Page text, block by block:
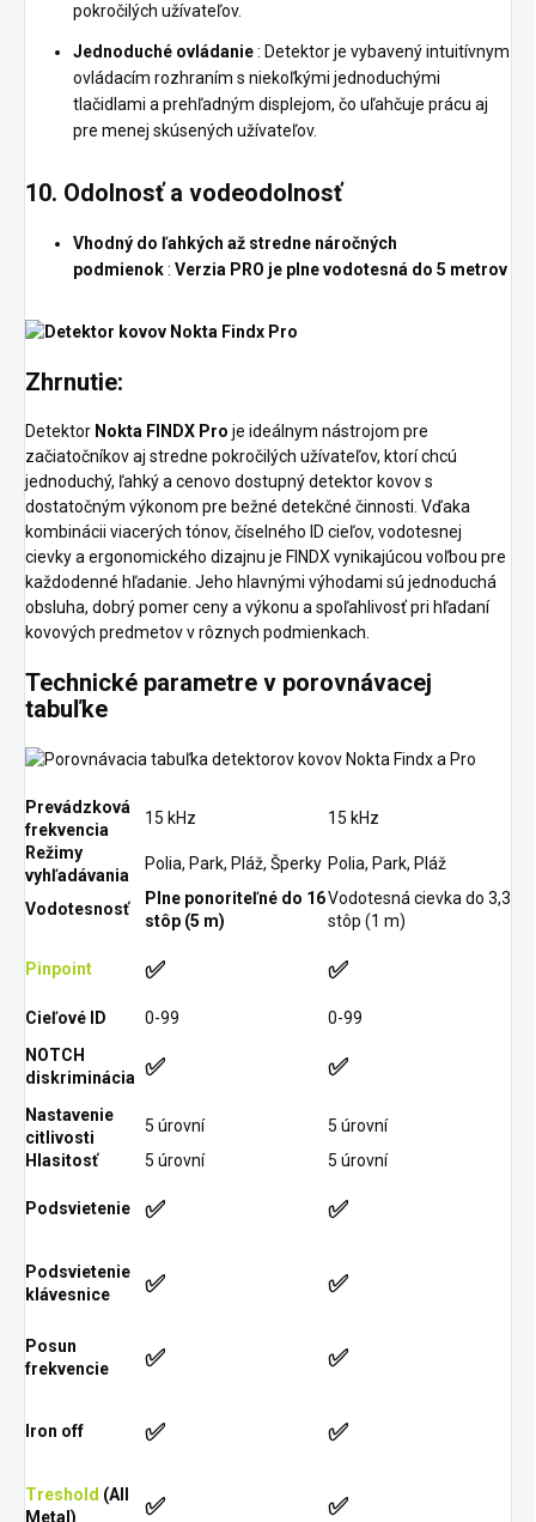
pokročilých užívateľov.
Jednoduché ovládanie: Detektor je vybavený intuitívnym
ovládacím rozhraním s niekoľkými jednoduchými
tlačidlami a prehľadným displejom, čo uľahčuje prácu aj
pre menej skúsených užívateľov.
10. Odolnosť a vodeodolnosť
Vhodný do ľahkých až stredne náročných
podmienok: Verzia PRO je plne vodotesná do 5 metrov
Zhrnutie:
Detektor Nokta FINDX Pro je ideálnym nástrojom pre
začiatočníkov aj stredne pokročilých užívateľov, ktorí chcú
jednoduchý, ľahký a cenovo dostupný detektor kovov s
dostatočným výkonom pre bežné detekčné činnosti. Vďaka
kombinácii viacerých tónov, číselného ID cieľov, vodotesnej
cievky a ergonomického dizajnu je FINDX vynikajúcou voľbou pre
každodenné hľadanie. Jeho hlavnými výhodami sú jednoduchá
obsluha, dobrý pomer ceny a výkonu a spoľahlivosť pri hľadaní
kovových predmetov v rôznych podmienkach.
Technické parametre v porovnávacej
tabuľke
Prevádzková
frekvencia
15 kHz
15 kHz
Režimy
vyhľadávania
Polia, Park, Pláž, Šperky Polia, Park, Pláž
Vodotesnosť
Plne ponoriteľné do 16
stôp (5 m)
Vodotesná cievka do 3,3
stôp (1 m)
Pinpoint ✅ ✅
Cieľové ID 0-99
0-99
NOTCH
diskriminácia ✅ ✅
Nastavenie
citlivosti
5 úrovní
5 úrovní
Hlasitosť
5 úrovní 5 úrovní
Podsvietenie ✅ ✅
Podsvietenie
klávesnice
✅ ✅
Posun
frekvencie
✅ ✅
Iron off ✅ ✅
Treshold (All
Metal)
✅ ✅